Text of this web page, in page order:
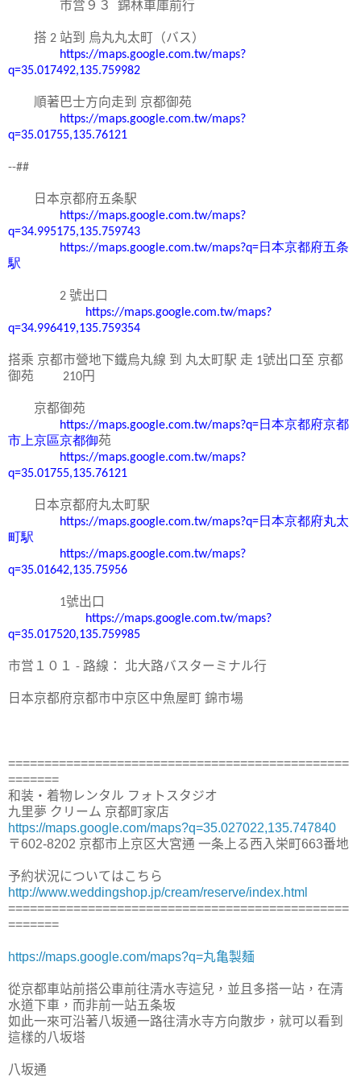
市営９３
錦林車庫前行
搭 2 站到 烏丸丸太町（バス）
https://maps.google.com.tw/maps?
q=35.017492,135.759982
順著巴士方向走到 京都御苑
https://maps.google.com.tw/maps?
q=35.01755,135.76121
--##
日本京都府五条駅
https://maps.google.com.tw/maps?
q=34.995175,135.759743
https://maps.google.com.tw/maps?q=日本京都府五条
駅
2 號出口
https://maps.google.com.tw/maps?
q=34.996419,135.759354
搭乘 京都市營地下鐵烏丸線 到 丸太町 駅 走 1號出口至 京都
御苑 210円
京都御苑
https://maps.google.com.tw/maps?q=日本京都府京都
市上京區京都御苑
https://maps.google.com.tw/maps?
q=35.01755,135.76121
日本京都府丸太町 駅
https://maps.google.com.tw/maps?q=日本京都府丸太
町駅
https://maps.google.com.tw/maps?
q=35.01642,135.75956
1號出口
https://maps.google.com.tw/maps?
q=35.017520,135.759985
市営１０１ - 路線： 北大路バスターミナル行
日本京都府京都市中京区中魚屋町 錦市場
===============================================
=======
和装・着物レンタル フォトスタジオ
九里夢 クリーム 京都町家店
https://maps.google.com/maps?q=35.027022,135.747840
〒602-8202 京都市上京区大宮通 一条上る西入栄町663番地
予約状況についてはこちら
http://www.weddingshop.jp/cream/reserve/index.html
===============================================
=======
https://maps.google.com/maps?q=丸亀製麺
從京都車站前搭公車前往清水寺這兒，並且多搭一站，在清
水道下車，而非前一站五条坂
如此一來可沿著八坂通一路往清水寺方向散步，就可以看到
這樣的八坂塔
八坂通